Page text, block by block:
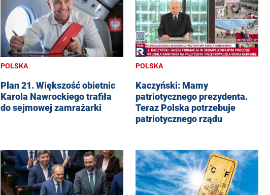
POLSKA
Plan 21. Większość obietnic
Karola Nawrockiego trafiła
do sejmowej zamrażarki
POLSKA
Kaczyński: Mamy
patriotycznego prezydenta.
Teraz Polska potrzebuje
patriotycznego rządu